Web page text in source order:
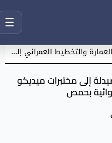
☰
زيارة علمية لطلاب كلية هندسة العمارة والتخطيط العمراني إلى حي الطوافرة في مدينة حماه القديمة
إلى مختبرات ميديكو
بحمص